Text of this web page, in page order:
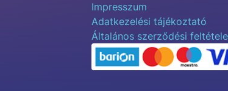
Impresszum
Adatkezelési tájékoztató
Általános szerződési